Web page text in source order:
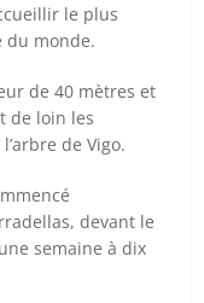
le plus
du monde.
de 40 mètres et
de loin les
de Vigo.
devant le
semaine à dix